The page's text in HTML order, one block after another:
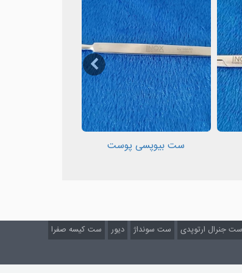
ست بیوپسی پوست
ست جنرال ارتوپدی ست سونداژ دیور
ست کیسه صفرا